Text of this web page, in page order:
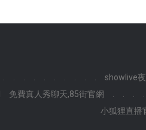
showlive
免費真人秀聊天,85街官網
小狐狸直播